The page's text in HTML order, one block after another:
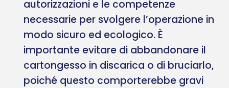
autorizzazioni e le competenze
necessarie per svolgere l’operazione in
modo sicuro ed ecologico. È
importante evitare di abbandonare il
cartongesso in discarica o di bruciarlo,
poiché questo comporterebbe gravi